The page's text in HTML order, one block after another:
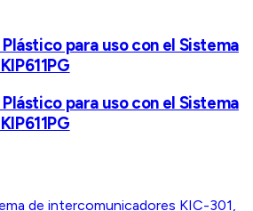
para uso con el Sistema
para uso con el Sistema